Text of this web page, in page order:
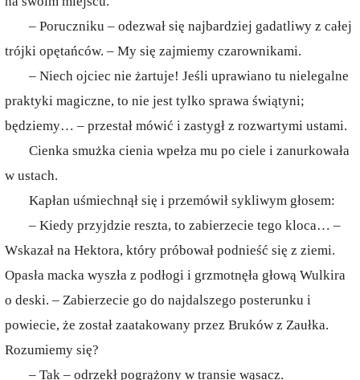
– Poruczniku – odezwał się najbardziej gadatliwy z całej
trójki opętańców. – My się zajmiemy czarownikami.
– Niech ojciec nie żartuje! Jeśli uprawiano tu nielegalne
praktyki magiczne, to nie jest tylko sprawa świątyni;
będziemy… – przestał mówić i zastygł z rozwartymi ustami.
Cienka smużka cienia wpełza mu po ciele i zanurkowała
w ustach.
Kapłan uśmiechnął się i przemówił sykliwym głosem:
– Kiedy przyjdzie reszta, to zabierzecie tego kloca… –
Wskazał na Hektora, który próbował podnieść się z ziemi.
Opasła macka wyszła z podłogi i grzmotnęła głową Wulkira
o deski. – Zabierzecie go do najdalszego posterunku i
powiecie, że został zaatakowany przez Bruków z Zaułka.
Rozumiemy się?
– Tak – odrzekł pogrążony w transie wąsacz.